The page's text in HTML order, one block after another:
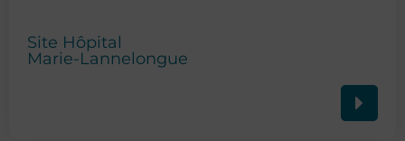
Site Hôpital
Marie-Lannelongue